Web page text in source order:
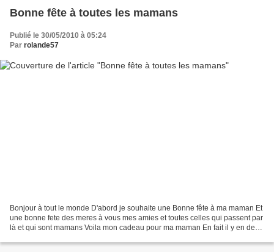
Bonne fête à toutes les mamans
Publié le 30/05/2010 à 05:24
Par rolande57
Bonjour à tout le monde D'abord je souhaite une Bonne fête à ma maman Et
une bonne fete des meres à vous mes amies et toutes celles qui passent par
là et qui sont mamans Voila mon cadeau pour ma maman En fait il y en deux